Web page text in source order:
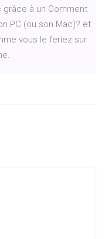
grâce à un Comment
PC (ou son Mac)? et
vous le feriez sur